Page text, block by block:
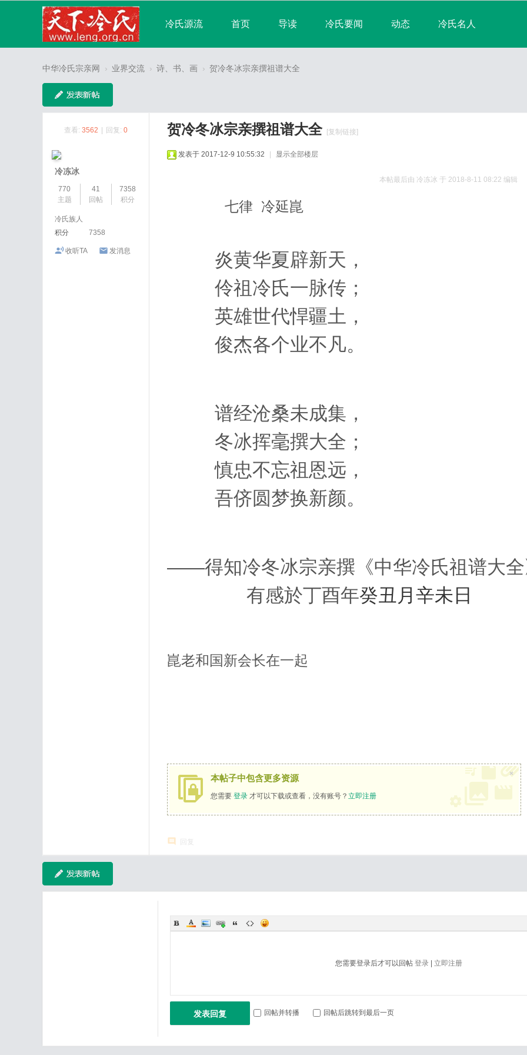
冷氏源流 首页 导读 冷氏要闻 动态 冷氏名人
中华冷氏宗亲网 › 业界交流 › 诗、书、画 › 贺冷冬冰宗亲撰祖谱大全
查看: 3562 回复: 0 贺冷冬冰宗亲撰祖谱大全 [复制链接]
冷冻冰
770
主题
41
回帖
7358
积分
冷氏族人
积分
7358
收听TA 发消息
发表于 2017-12-9 10:55:32 显示全部楼层
本帖最后由 冷冻冰 于 2018-8-11 08:22 编辑
七律 冷延崑
炎黄华夏辟新天，
伶祖冷氏一脉传；
英雄世代悍疆土，
俊杰各个业不凡。
谱经沧桑未成集，
冬冰挥毫撰大全；
慎忠不忘祖恩远，
吾侪圆梦换新颜。
——得知冷冬冰宗亲撰《中华冷氏祖谱大
有感於丁酉年癸丑月辛未日
崑老和国新会长在一起
本帖子中包含更多资源
您需要 登录 才可以下载或查看，没有账号？ 立即注册
×
回复
您需要登录后才可以回帖 登录| 立即注册
发表回复 回帖并转播 回帖后跳转到最后一页